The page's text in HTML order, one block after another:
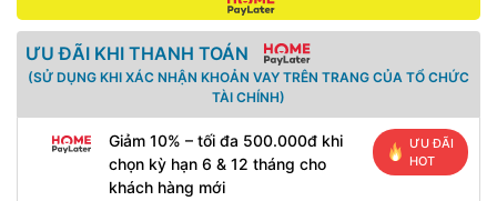
ƯU ĐÃI KHI THANH TOÁN
(SỬ DỤNG KHI XÁC NHẬN KHOẢN VAY TRÊN TRANG CỦA TỔ CHỨC
TÀI CHÍNH)
Giảm 10% – tối đa 500.000đ khi
chọn kỳ hạn 6 & 12 tháng cho
khách hàng mới
ƯU ĐÃI
HOT